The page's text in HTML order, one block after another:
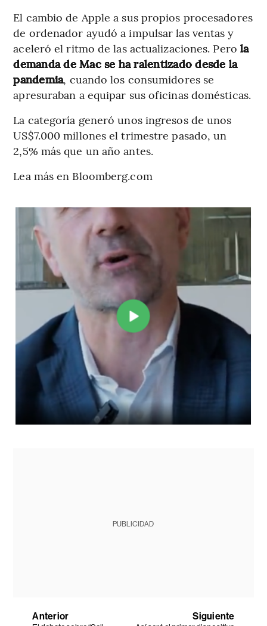
El cambio de Apple a sus propios procesadores
de ordenador ayudó a impulsar las ventas y
aceleró el ritmo de las actualizaciones. Pero la
demanda de Mac se ha ralentizado desde la
pandemia, cuando los consumidores se
apresuraban a equipar sus oficinas domésticas.
La categoría generó unos ingresos de unos
US$7.000 millones el trimestre pasado, un
2,5% más que un año antes.
Lea más en Bloomberg.com
PUBLICIDAD
Anterior Siguiente